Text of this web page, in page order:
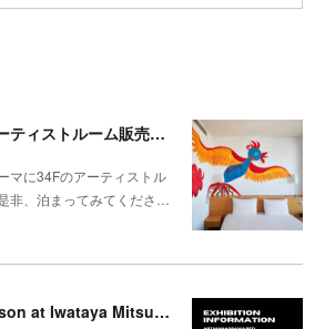
パークホテル東京 アーティストルーム販売開始
マに34Fのアーティストル
非、泊まってみてくださ…
【展示情報】Art Season at Iwataya Mitsukoshi 2024 summer 特集 大沢愛